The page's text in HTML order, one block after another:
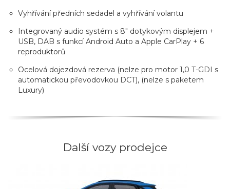
Vyhřívání předních sedadel a vyhřívání volantu
Integrovaný audio systém s 8" dotykovým displejem +
USB, DAB s funkcí Android Auto a Apple CarPlay + 6
reproduktorů
Ocelová dojezdová rezerva (nelze pro motor 1,0 T-GDI s
automatickou převodovkou DCT), (nelze s paketem
Luxury)
Další vozy prodejce